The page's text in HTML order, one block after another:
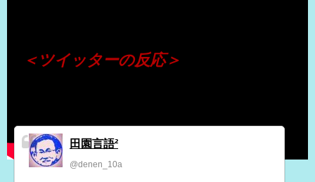
＜ツイッターの反応＞
田園言語²
@denen_10a